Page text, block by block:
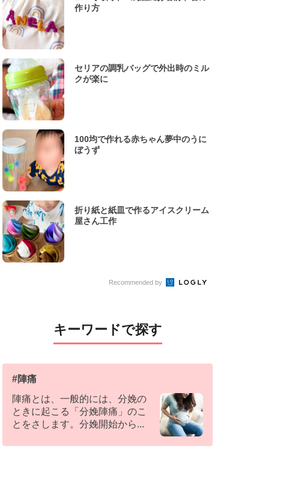
作り方
セリアの調乳バッグで外出時のミル
クが楽に
100均で作れる赤ちゃん夢中のうに
ぼうず
折り紙と紙皿で作るアイスクリーム
屋さん工作
Recommended by
キーワードで探す
#陣痛
陣痛とは、一般的には、分娩の
ときに起こる「分娩陣痛」のこ
とをさします。分娩開始から...